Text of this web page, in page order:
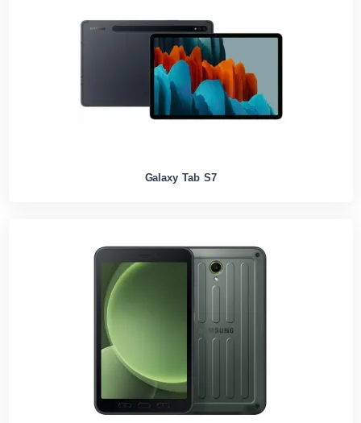
Galaxy Tab S7